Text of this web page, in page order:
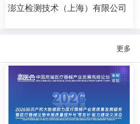
澎立检测技术（上海）有限公司
更多